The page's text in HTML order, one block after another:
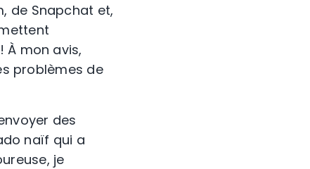
de Snapchat et,
À mon avis,
problèmes de
des
naïf qui a
je